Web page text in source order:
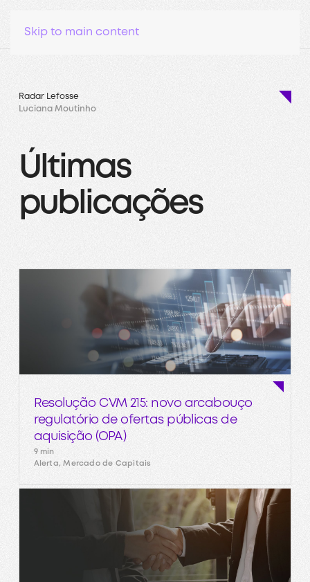
Skip to main content
Radar Lefosse
Luciana Moutinho
Últimas
publicações
Resolução CVM 215: novo arcabouço
regulatório de ofertas públicas de
aquisição (OPA)
9 min
Alerta, Mercado de Capitais